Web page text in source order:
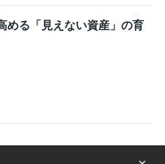
める「見えない資産」の育